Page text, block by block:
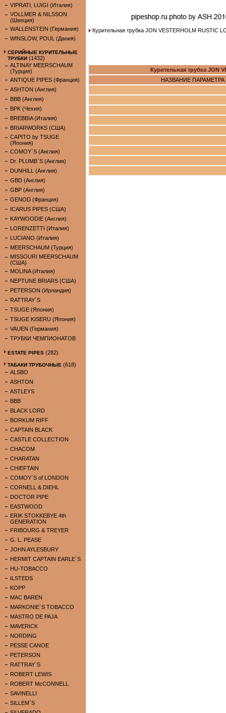
VIPRATI, LUIGI (Италия)
VOLLMER & NILSSON
(Швеция)
WALLENSTEIN (Германия)
WINSLOW, POUL (Дания)
СЕРИЙНЫЕ КУРИТЕЛЬНЫЕ
ТРУБКИ (1432)
ALTINAY MEERSCHAUM
(Турция)
ANTIQUE PIPES (Франция)
ASHTON (Англия)
BBB (Англия)
BPK (Чехия)
BREBBIA (Италия)
BRIARWORKS (США)
CAPITO by TSUGE
(Япония)
COMOY`S (Англия)
Dr. PLUMB`S (Англия)
DUNHILL (Англия)
GBD (Англия)
GBP (Англия)
GENOD (Франция)
ICARUS PIPES (США)
KAYWOODIE (Англия)
LORENZETTI (Италия)
LUCIANO (Италия)
MEERSCHAUM (Турция)
MISSOURI MEERSCHAUM
(США)
MOLINA (Италия)
NEPTUNE BRIARS (США)
PETERSON (Ирландия)
RATTRAY`S
TSUGE (Япония)
TSUGE KISERU (Япония)
VAUEN (Германия)
ТРУБКИ ЧЕМПИОНАТОВ
ESTATE PIPES (282)
ТАБАКИ ТРУБОЧНЫЕ (618)
ALSBO
ASHTON
ASTLEYS
BBB
BLACK LORD
BORKUM RIFF
CAPTAIN BLACK
CASTLE COLLECTION
CHACOM
CHARATAN
CHIEFTAIN
COMOY`S of LONDON
CORNELL & DIEHL
DOCTOR PIPE
EASTWOOD
ERIK STOKKEBYE 4th
GENERATION
FRIBOURG & TREYER
G. L. PEASE
JOHN AYLESBURY
HERMIT CAPTAIN EARLE`S
HU-TOBACCO
ILSTEDS
KOPP
MAC BAREN
MARKONIE`S TOBACCO
MASTRO DE PAJA
MAVERICK
NORDING
PESSE CANOE
PETERSON
RATTRAY`S
ROBERT LEWIS
ROBERT McCONNELL
SAVINELLI
SILLEM`S
Курительная трубка JON VESTERHOLM RUSTIC
Курительная трубка JON
НАЗВАНИЕ ПАРАМЕТРА